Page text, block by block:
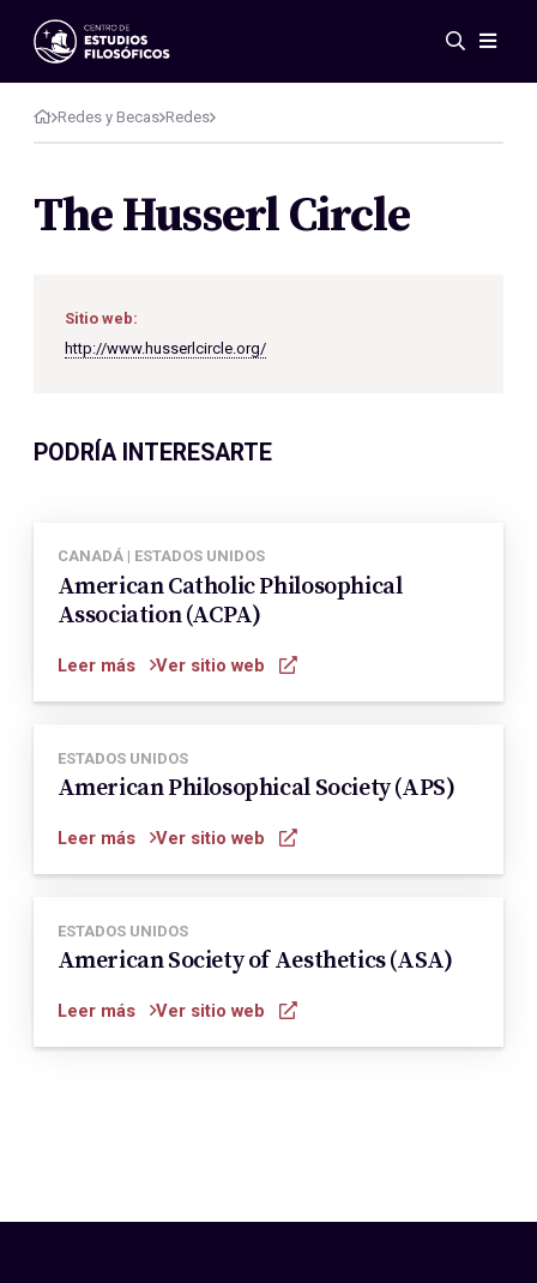
Eventos
Novedades
Investigación
Publicaciones
Acerca de nosotros
Miembros
Redes y Becas Redes
The Husserl Circle
Sitio web:
http://www.husserlcircle.org/
PODRÍA INTERESARTE
CANADÁ | ESTADOS UNIDOS
American Catholic Philosophical
Association (ACPA)
Leer más Ver sitio web
ESTADOS UNIDOS
American Philosophical Society (APS)
Leer más Ver sitio web
ESTADOS UNIDOS
American Society of Aesthetics (ASA)
Leer más Ver sitio web